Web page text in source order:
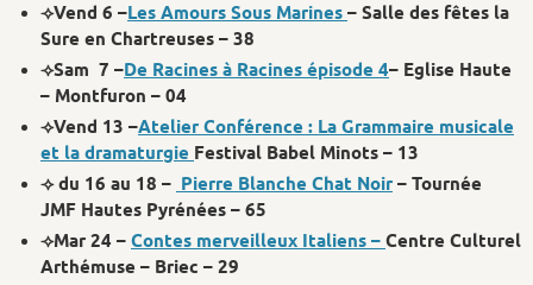
⟢Vend 6 –Les Amours Sous Marines – Salle des fêtes la
Sure en Chartreuses – 38
⟢Sam 7 –De Racines à Racines épisode 4– Eglise Haute
– Montfuron – 04
⟢Vend 13 –Atelier Conférence : La Grammaire musicale
et la dramaturgie Festival Babel Minots – 13
⟢ du 16 au 18 – Pierre Blanche Chat Noir – Tournée
JMF Hautes Pyrénées – 65
⟢Mar 24 – Contes merveilleux Italiens – Centre Culturel
Arthémuse – Briec – 29